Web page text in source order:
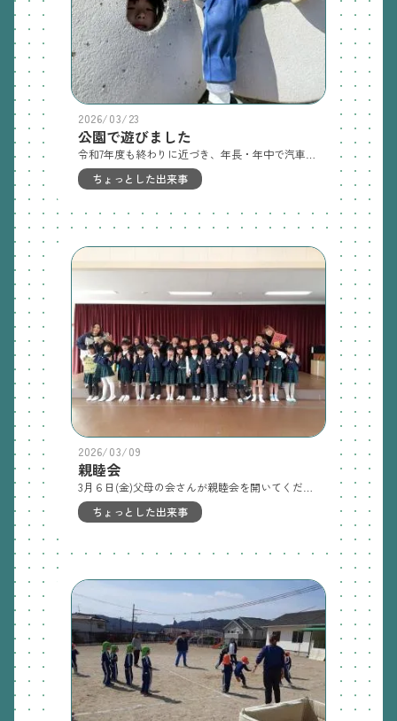
2026/03/23
公園で遊びました
ちょっとした出来事
2026/03/09
親睦会
ちょっとした出来事